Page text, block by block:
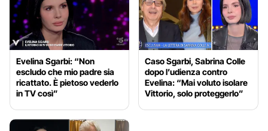
Evelina Sgarbi: “Non
escludo che mio padre sia
ricattato. È pietoso vederlo
in TV così”
Caso Sgarbi, Sabrina Colle
dopo l’udienza contro
Evelina: “Mai voluto isolare
Vittorio, solo proteggerlo”